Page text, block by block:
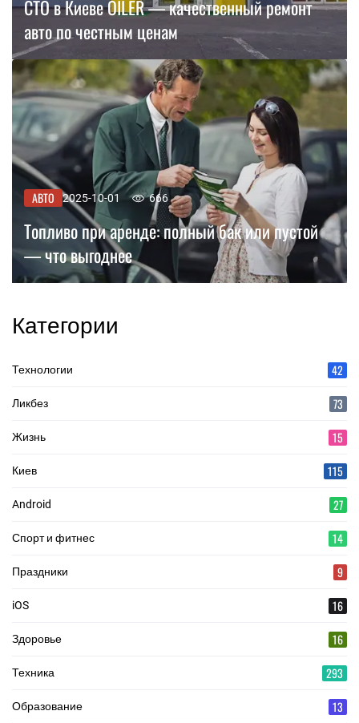
СТО в Киеве OILER — качественный ремонт
авто по честным ценам
АВТО 2025-10-01 666
Топливо при аренде: полный бак или пустой
— что выгоднее
Категории
Технологии 42
Ликбез 73
Жизнь 15
Киев 115
Android 27
Спорт и фитнес 14
Праздники 9
iOS 16
Здоровье 16
Техника 293
Образование 13